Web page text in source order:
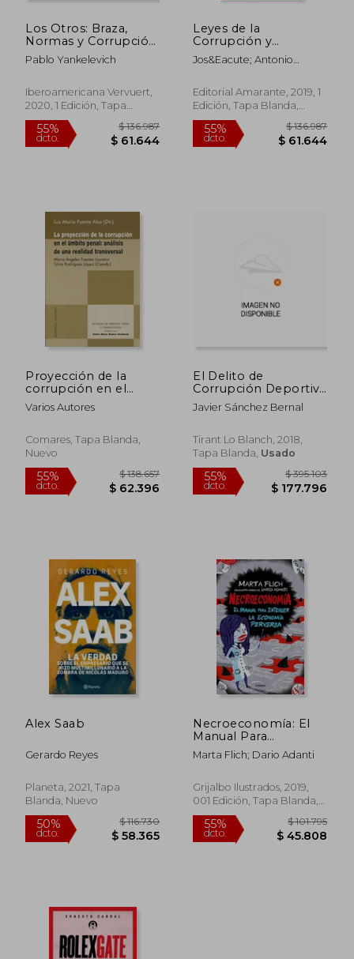
55%
dcto.
$ 120.205
$ 54.092
55%
dcto.
Los Otros: Braza,
Normas y Corrupción
en la Gestión de la
Extranjería en México,
(Tiempo Emulado.
Historia de América y
Pablo Yankelevich
Iberoamericana Vervuert,
2020, 1 Edición, Tapa
Blanda, Nuevo
Leyes de la
Corrupción y
Ejemplaridad Pública
Jos&Eacute; Antonio
Editorial Amarante, 2019, 1
Edición, Tapa Blanda,
Nuevo
Proyección de la
corrupción en el
ámbito penal: análisis
de una realidad
Varios Autores
Comares, Tapa Blanda,
Nuevo
dcto. $ 62.396
El Delito de
Corrupción Deportiva
Tras la Reforma de
2015 (Corrupción,
Delincuencia
Económica)
Javier Sánchez Bernal
Tirant Lo Blanch, 2018,
Tapa Blanda, Usado
Alex Saab
Gerardo Reyes
Planeta, 2021, Tapa
Blanda, Nuevo
Necroeconomía: El
Manual Para
Entender la
Economía Perversa
Marta Flich; Dario Adanti
Grijalbo Ilustrados, 2019,
001 Edición, Tapa Blanda,
Nuevo